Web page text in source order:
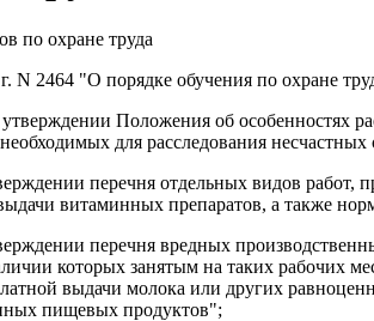
по охране труда
N 2464 "О порядке обучения по охране
Положения об особенностях
для расследования несчастных
перечня отдельных видов работ,
витаминных препаратов, а также
перечня вредных
которых занятым на таких рабочих
выдачи молока или других
пищевых продуктов";